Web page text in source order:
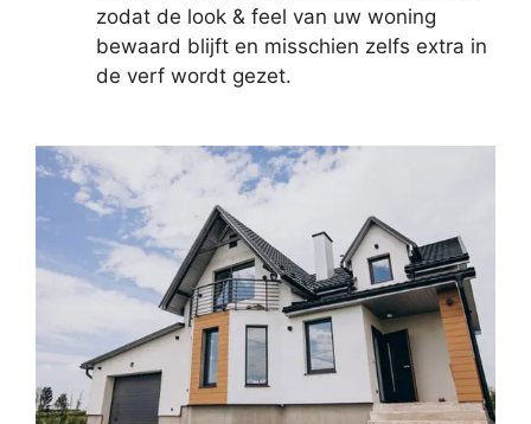
zodat de look & feel van uw woning
bewaard blijft en misschien zelfs extra in
de verf wordt gezet.